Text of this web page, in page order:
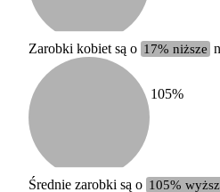
Zarobki kobiet są o 17% niższe
105%
Średnie zarobki są o 105%